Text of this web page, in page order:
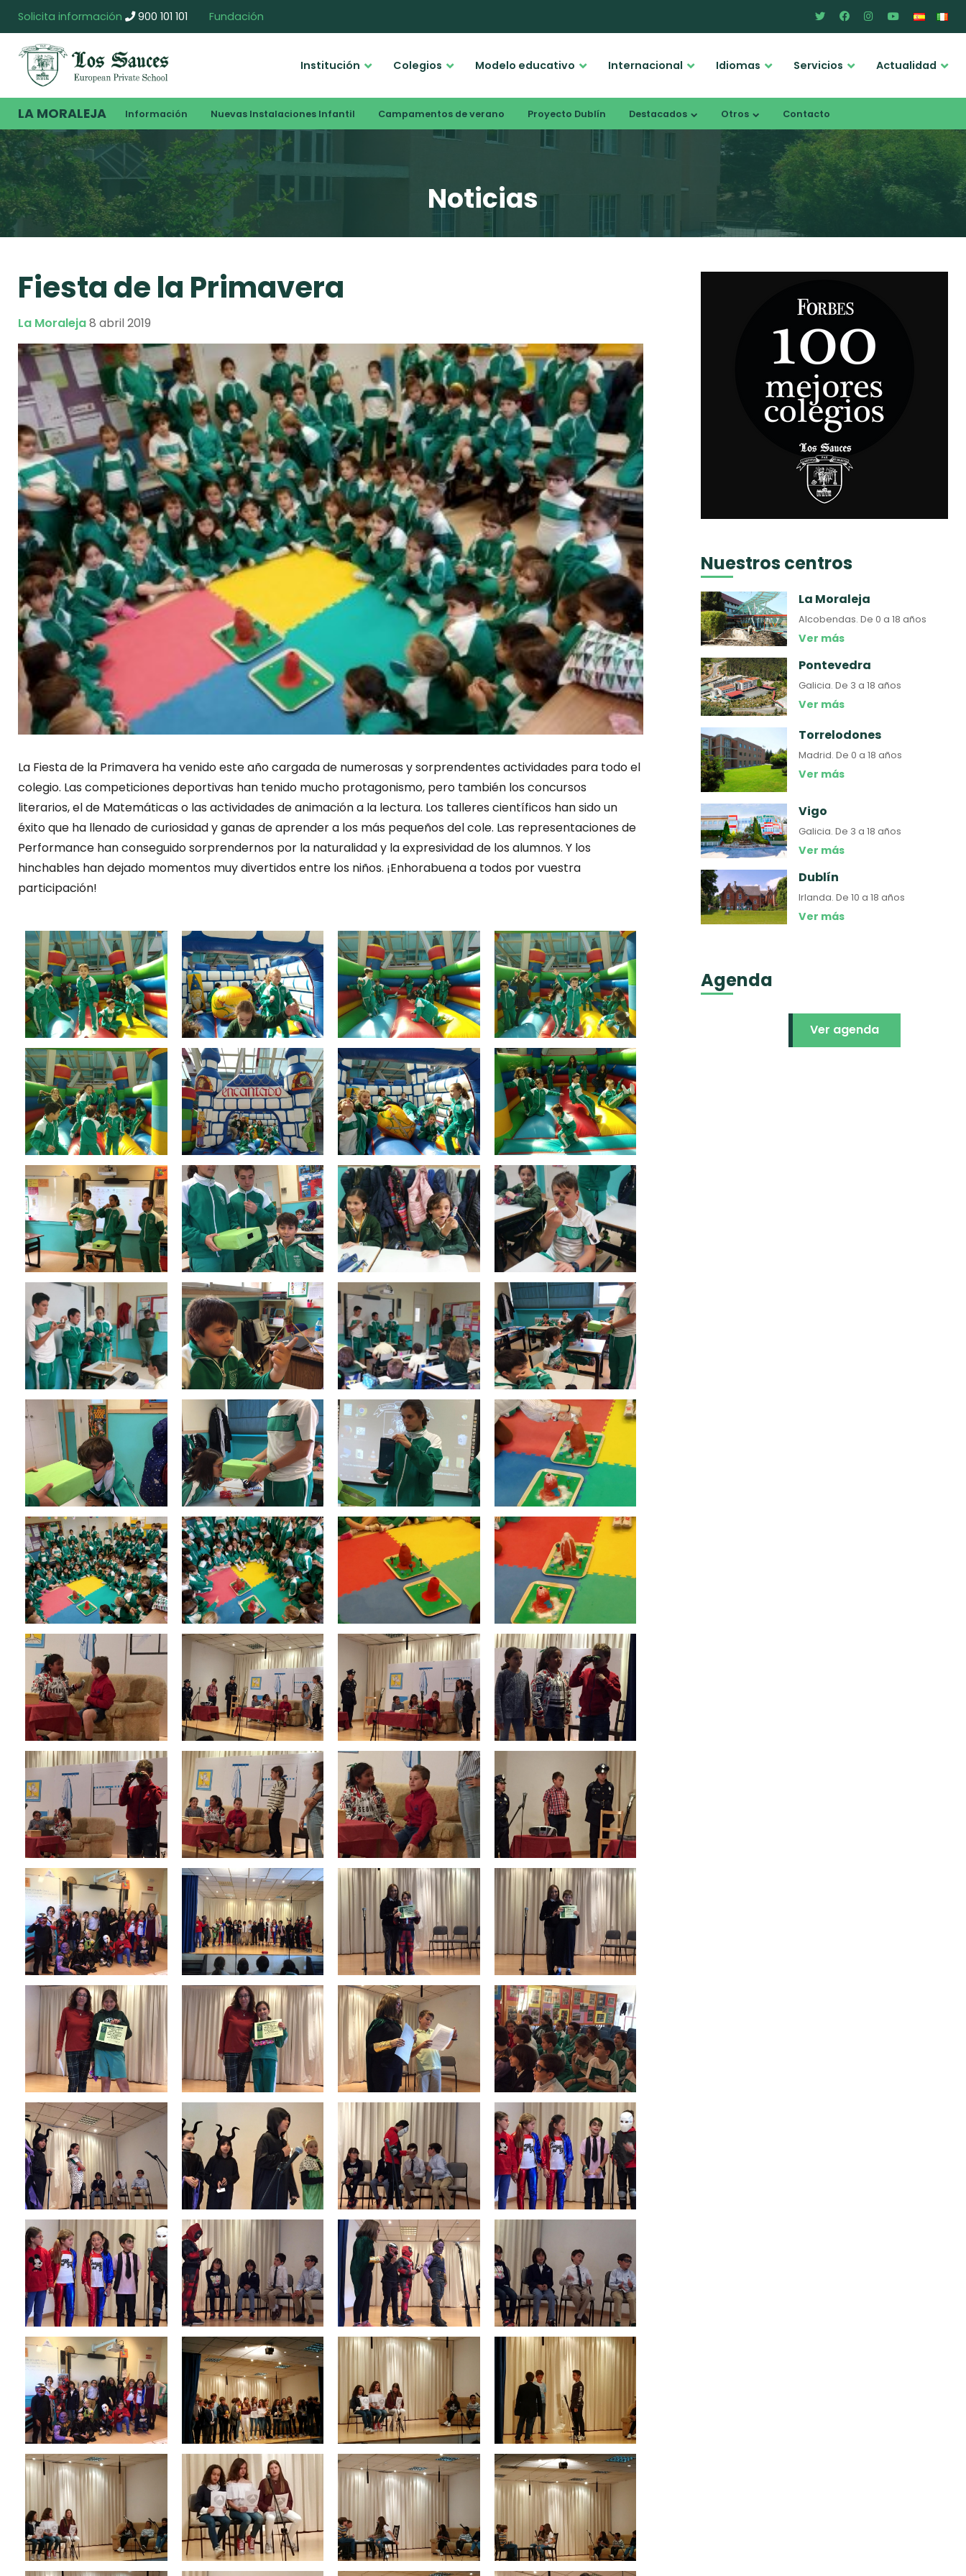
Solicita información 900 101 101 Fundación
Institución Colegios Modelo educativo Internacional Idiomas Servicios Actualidad
LA MORALEJA Información Nuevas Instalaciones Infantil Campamentos de verano Proyecto Dublín Destacados Otros Contacto
Noticias
Fiesta de la Primavera
La Moraleja8 abril 2019
La Fiesta de la Primavera ha venido este año cargada de numerosas y sorprendentes actividades para todo el
colegio. Las competiciones deportivas han tenido mucho protagonismo, pero también los concursos
literarios, el de Matemáticas o las actividades de animación a la lectura. Los talleres científicos han sido un
éxito que ha llenado de curiosidad y ganas de aprender a los más pequeños del cole. Las representaciones de
Performance han conseguido sorprendernos por la naturalidad y la expresividad de los alumnos. Y los
hinchables han dejado momentos muy divertidos entre los niños. ¡Enhorabuena a todos por vuestra
participación!
Nuestros centros
La Moraleja
Alcobendas.De 0 a 18 años
Ver más
Pontevedra
Galicia.De 3 a 18 años
Ver más
Torrelodones
Madrid.De 0 a 18 años
Ver más
Vigo
Galicia.De 3 a 18 años
Ver más
Dublín
Irlanda.De 10 a 18 años
Ver más
Agenda
Ver agenda